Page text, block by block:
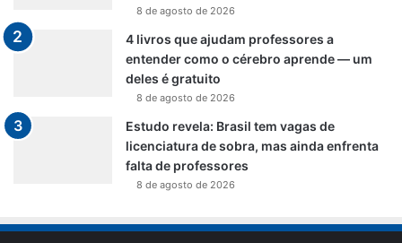
8 de agosto de 2026
4 livros que ajudam professores a
entender como o cérebro aprende — um
deles é gratuito
8 de agosto de 2026
Estudo revela: Brasil tem vagas de
licenciatura de sobra, mas ainda enfrenta
falta de professores
8 de agosto de 2026